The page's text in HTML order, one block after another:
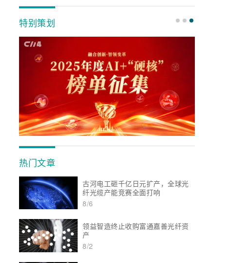
特别策划
热门文章
古河电工砸千亿日元扩产，全球光
纤光缆产能竞赛全面打响
8/6
领益智造终止收购富通嘉善光纤资
产
8/2